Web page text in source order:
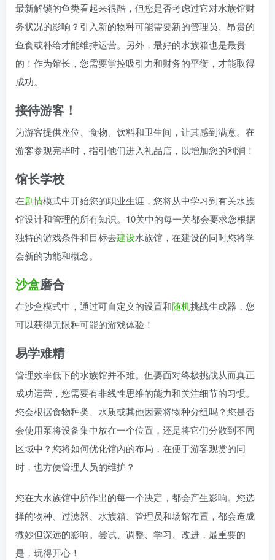
最新解锁的鱼类看起来很酷，但您是否考虑过它对水族馆财
务状况的影响？引入新的物种可能需要新的管理员、昂贵的
鱼食或补给才能维持运营。另外，最好的水族箱也是最贵
的！作为馆长，您需要掌控吸引力和财务的平衡，才能取得
成功。
接待游客！
为游客提供座位、食物、饮料和卫生间，让其感到满意。在
游客参观完毕时，指引他们进入礼品店，以增加您的利润！
馆长学校
在剧情模式中开始您的职业生涯，您将从中学习到有关水族
馆设计和管理的所有知识。10关中的每一关都会要求您根据
独特的游戏条件和目标去建设水族馆，在建设的同时您将学
会新的功能和概念。
沙盒磨合
在沙盒模式中，通过可自定义的设置和随机挑战生成器，您
可以获得无限种可能的游戏体验！
易学难精
管理效率低下的水族馆并不难。但要面对终极挑战从而真正
成功运营，您需要有非线性思维的能力和关注细节的习惯。
您会根据食物种类、水质或其他因素将物种分组吗？您是否
会使用泵将设备集中放在一个位置，还是将它们分散到不同
区域中？您将如何优化馆內的布局，在便于游客观赏的同
时，也方便管理人员的维护？
您在大水族馆中所作出的每一个决定，都会产生影响。您选
择的物种、过滤器、水族箱、管理员和场馆布置，都会造成
微妙但深远的影响。尝试、调整、学习、改进，最重要的
是，玩得开心！